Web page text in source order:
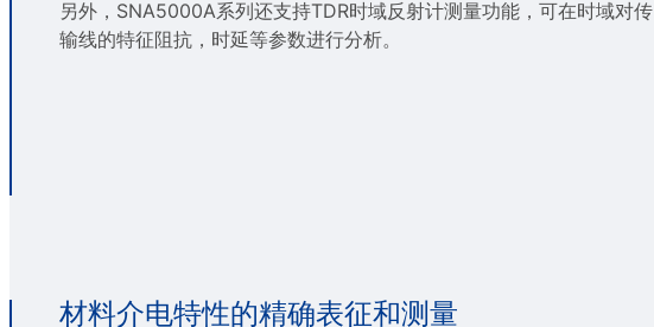
另外，SNA5000A系列还支持TDR时域反射计测量功能，可在时域对传
输线的特征阻抗，时延等参数进行分析。
材料介电特性的精确表征和测量